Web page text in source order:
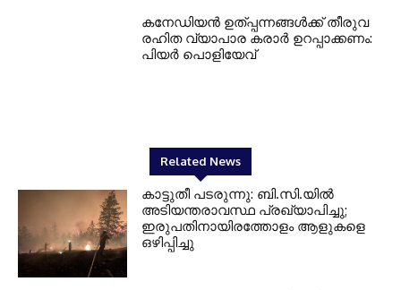
കനേഡിയന്‍ ഉത്പ്പന്നങ്ങള്‍ക്ക് തീരുവ
രഹിത വ്യാപാര കരാര്‍ ഉറപ്പാക്കണം:
പിയര്‍ പൊളിയേവ്
Related News
കാട്ടുതീ പടരുന്നു: ബി.സി.യില്‍
അടിയന്തരാവസ്ഥ പ്രഖ്യാപിച്ചു;
ഇരുപതിനായിരത്തോളം ആളുകളെ
ഒഴിപ്പിച്ചു